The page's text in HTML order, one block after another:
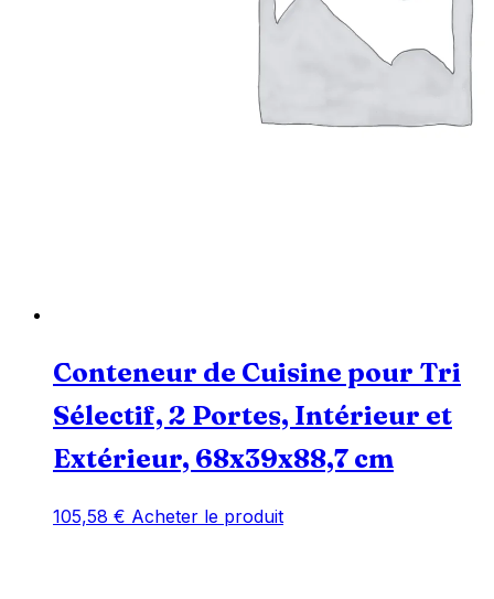
Conteneur de Cuisine pour Tri
Sélectif, 2 Portes, Intérieur et
Extérieur, 68x39x88,7 cm
105,58 € Acheter le produit